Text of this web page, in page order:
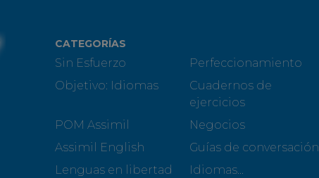
CATEGORÍAS
Sin Esfuerzo
Perfeccionamiento
Objetivo: Idiomas
Cuadernos de
ejercicios
POM Assimil
Negocios
Assimil English
Guías de conversación
Lenguas en libertad
Idiomas...